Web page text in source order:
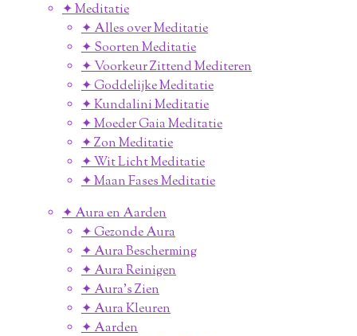
✦ Meditatie
✦ Alles over Meditatie
✦ Soorten Meditatie
✦ Voorkeur Zittend Mediteren
✦ Goddelijke Meditatie
✦ Kundalini Meditatie
✦ Moeder Gaia Meditatie
✦ Zon Meditatie
✦ Wit Licht Meditatie
✦ Maan Fases Meditatie
✦ Aura en Aarden
✦ Gezonde Aura
✦ Aura Bescherming
✦ Aura Reinigen
✦ Aura's Zien
✦ Aura Kleuren
✦ Aarden